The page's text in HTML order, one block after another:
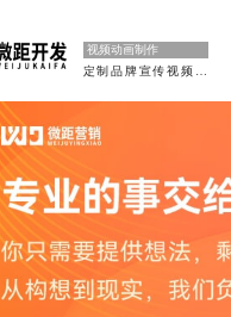
视频动画制作